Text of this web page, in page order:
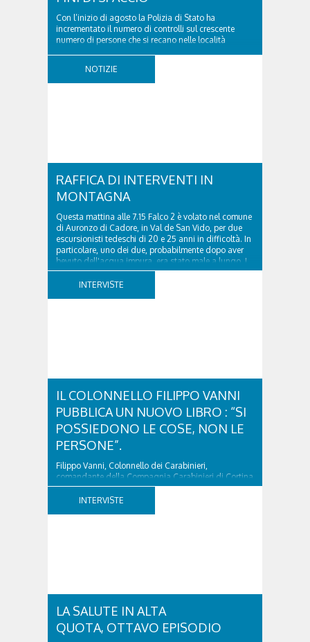
Con l’inizio di agosto la Polizia di Stato ha
incrementato il numero di controlli sul crescente
numero di persone che si recano nelle località
Cortina ha tratto in arresto un cittadino sloveno,
classe...
NOTIZIE
RAFFICA DI INTERVENTI IN
MONTAGNA
Questa mattina alle 7.15 Falco 2 è volato nel comune
di Auronzo di Cadore, in Val de San Vido, per due
escursionisti tedeschi di 20 e 25 anni in difficoltà. In
particolare, uno dei due, probabilmente dopo aver
bevuto dell'acqua impura, era stato male a lungo. I
due ragazzi, che avevano passato...
INTERVISTE
IL COLONNELLO FILIPPO VANNI
PUBBLICA UN NUOVO LIBRO : “SI
POSSIEDONO LE COSE, NON LE
PERSONE”.
Filippo Vanni, Colonnello dei Carabinieri,
comandante della Compagnia Carabinieri di Cortina
d’Ampezzo sino al 2010, esperto di legislazione
nazionale ed europea, è l’ideatore del progetto di
INTERVISTE
LA SALUTE IN ALTA
QUOTA, OTTAVO EPISODIO